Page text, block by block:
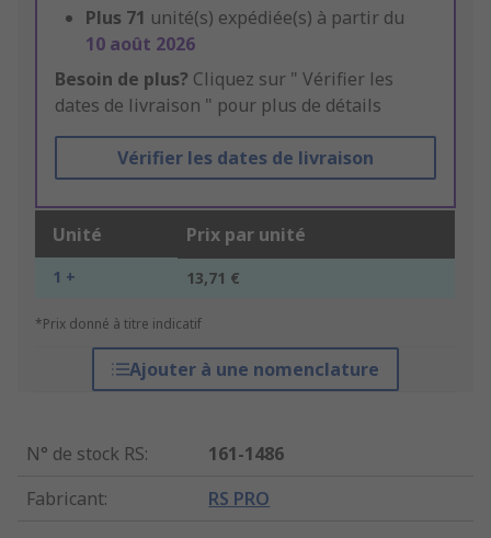
Plus 71 unité(s) expédiée(s) à partir du
10 août 2026
Besoin de plus? Cliquez sur " Vérifier les
dates de livraison " pour plus de détails
Vérifier les dates de livraison
Unité Prix par unité
1 + 13,71 €
*Prix donné à titre indicatif
Ajouter à une nomenclature
N° de stock RS:
161-1486
Fabricant: RS PRO